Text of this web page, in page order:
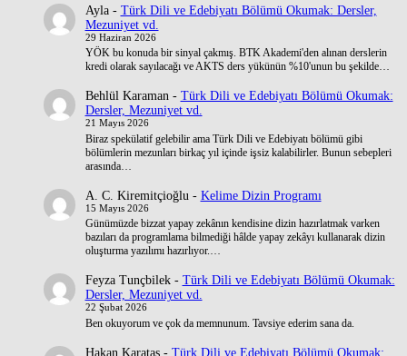
Ayla- Türk Dili ve Edebiyatı Bölümü Okumak: Dersler,
Mezuniyet vd.
29 Haziran 2026
YÖK bu konuda bir sinyal çakmış. BTK Akademi'den alınan derslerin
kredi olarak sayılacağı ve AKTS ders yükünün %10'unun bu şekilde…
Behlül Karaman- Türk Dili ve Edebiyatı Bölümü Okumak:
Dersler, Mezuniyet vd.
21 Mayıs 2026
Biraz spekülatif gelebilir ama Türk Dili ve Edebiyatı bölümü gibi
bölümlerin mezunları birkaç yıl içinde işsiz kalabilirler. Bunun sebepleri
arasında…
A. C. Kiremitçioğlu - Kelime Dizin Programı
15 Mayıs 2026
Günümüzde bizzat yapay zekânın kendisine dizin hazırlatmak varken
bazıları da programlama bilmediği hâlde yapay zekâyı kullanarak dizin
oluşturma yazılımı hazırlıyor.…
Feyza Tunçbilek- Türk Dili ve Edebiyatı Bölümü Okumak:
Dersler, Mezuniyet vd.
22 Şubat 2026
Ben okuyorum ve çok da memnunum. Tavsiye ederim sana da.
Hakan Karataş- Türk Dili ve Edebiyatı Bölümü Okumak: